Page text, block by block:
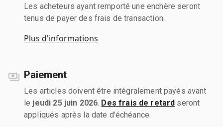
Les acheteurs ayant remporté une enchère seront
tenus de payer des frais de transaction.
Plus d'informations
Paiement
Les articles doivent être intégralement payés avant
le jeudi 25 juin 2026 Des frais de retard seront
appliqués après la date d'échéance.